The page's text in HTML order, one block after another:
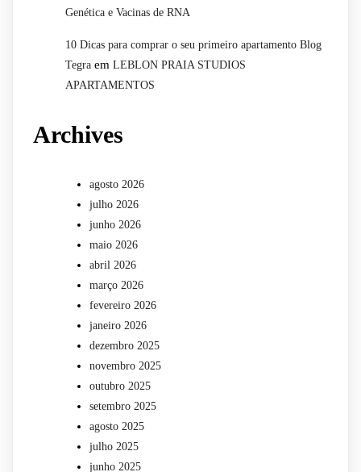
Genética e Vacinas de RNA
10 Dicas para comprar o seu primeiro apartamento Blog
Tegra em LEBLON PRAIA STUDIOS
APARTAMENTOS
Archives
agosto 2026
julho 2026
junho 2026
maio 2026
abril 2026
março 2026
fevereiro 2026
janeiro 2026
dezembro 2025
novembro 2025
outubro 2025
setembro 2025
agosto 2025
julho 2025
junho 2025